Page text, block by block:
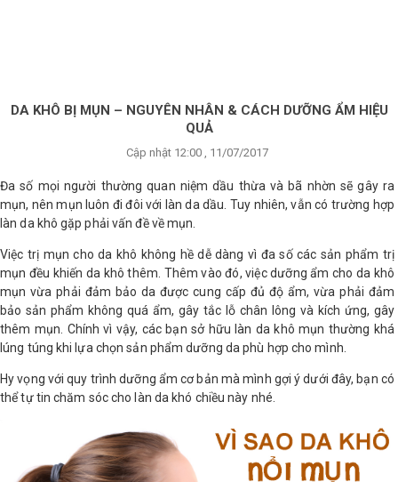
DA KHÔ BỊ MỤN – NGUYÊN NHÂN & CÁCH DƯỠNG ẨM HIỆU
QUẢ
Cập nhật 12:00 , 11/07/2017
Đa số mọi người thường quan niệm dầu thừa và bã nhờn sẽ gây ra
mụn, nên mụn luôn đi đôi với làn da dầu. Tuy nhiên, vẫn có trường hợp
làn da khô gặp phải vấn đề về mụn.
Việc trị mụn cho da khô không hề dễ dàng vì đa số các sản phẩm trị
mụn đều khiến da khô thêm. Thêm vào đó, việc dưỡng ẩm cho da khô
mụn vừa phải đảm bảo da được cung cấp đủ độ ẩm, vừa phải đảm
bảo sản phẩm không quá ẩm, gây tắc lỗ chân lông và kích ứng, gây
thêm mụn. Chính vì vậy, các bạn sở hữu làn da khô mụn thường khá
lúng túng khi lựa chọn sản phẩm dưỡng da phù hợp cho mình.
Hy vọng với quy trình dưỡng ẩm cơ bản mà mình gợi ý dưới đây, bạn có
thể tự tin chăm sóc cho làn da khó chiều này nhé.